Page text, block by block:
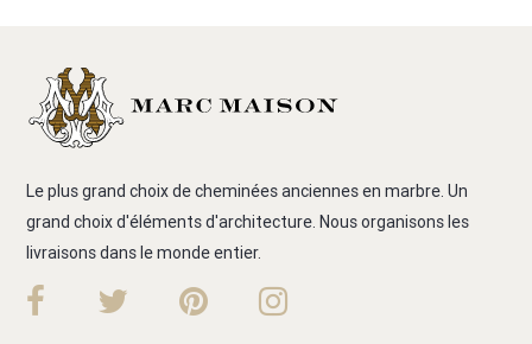
Le plus grand choix de cheminées anciennes en marbre. Un
grand choix d'éléments d'architecture. Nous organisons les
livraisons dans le monde entier.